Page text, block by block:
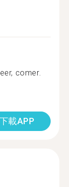
comer.
下載APP